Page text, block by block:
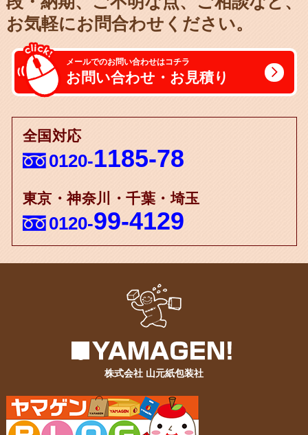
お気軽にお問合わせください。
メールでのお問い合わせはコチラ
お問い合わせ・お見積り
全国対応
0120-1185-78
東京・神奈川・千葉・埼玉
0120-99-4129
株式会社 山元紙包装社